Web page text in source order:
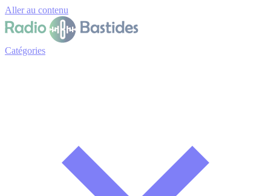
Aller au contenu
Catégories
Panneau de gestion des cookies